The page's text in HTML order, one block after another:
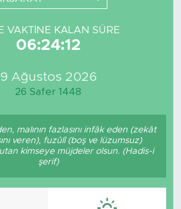
VAKTINE KALAN SÜRE
06:24:12
9 Ağustos 2026
26 Safer 1448
malının fazlasını infâk eden (zekât
veren), fuzûlî (boş ve lüzumsuz)
kimseye müjdeler olsun. (Hadis-i
şerif)
Durumu ve Fikstür